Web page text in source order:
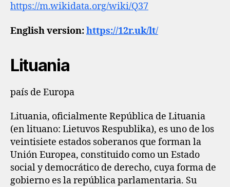
https://m.wikidata.org/wiki/Q37
English version:https://12r.uk/lt/
Lituania
país de Europa
Lituania, oficialmente República de Lituania
(en lituano: Lietuvos Respublika), es uno de los
veintisiete estados soberanos que forman la
Unión Europea, constituido como un Estado
social y democrático de derecho, cuya forma de
gobierno es la república parlamentaria. Su